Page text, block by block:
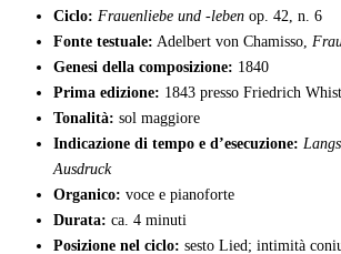
Ciclo: Frauenliebe und -leben op. 42, n. 6
Fonte testuale: Adelbert von Chamisso,
Genesi della composizione: 1840
Prima edizione: 1843 presso Friedrich
Tonalità: sol maggiore
Indicazione di tempo e d’esecuzione:
Ausdruck
Organico: voce e pianoforte
Durata: ca. 4 minuti
Posizione nel ciclo: sesto Lied; intimità